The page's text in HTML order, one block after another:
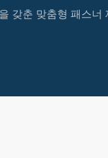
갖춘 맞춤형 패스